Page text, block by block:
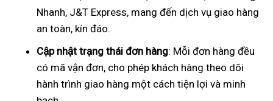
Nhanh, J&T Express, mang đến dịch vụ giao hàng
an toàn, kín đáo.
Cập nhật trạng thái đơn hàng: Mỗi đơn hàng đều
có mã vận đơn, cho phép khách hàng theo dõi
hành trình giao hàng một cách tiện lợi và minh